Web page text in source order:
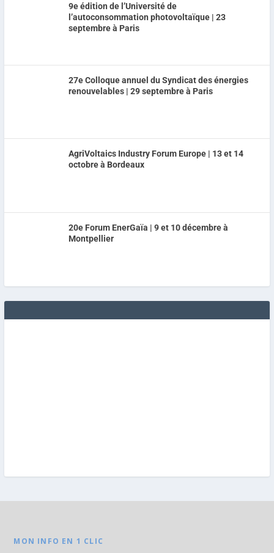
9e édition de l’Université de
l’autoconsommation photovoltaïque | 23
septembre à Paris
27e Colloque annuel du Syndicat des énergies
renouvelables | 29 septembre à Paris
AgriVoltaics Industry Forum Europe | 13 et 14
octobre à Bordeaux
20e Forum EnerGaïa | 9 et 10 décembre à
Montpellier
MON INFO EN 1 CLIC